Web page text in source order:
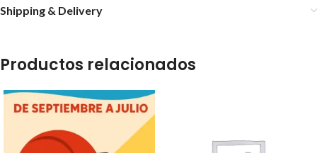
Shipping & Delivery
Productos relacionados